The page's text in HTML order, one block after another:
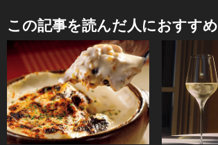
この記事を読んだ人におすすめ